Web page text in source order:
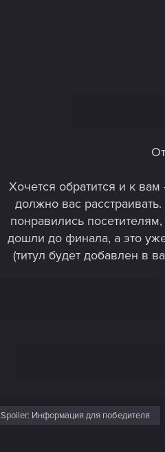
Хочется обратится и к
должно вас
понравились
дошли до финала, а это
(титул будет добавлен в
Spoiler: Информация для победителя